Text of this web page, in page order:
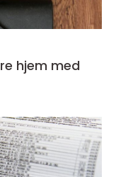
hjem med